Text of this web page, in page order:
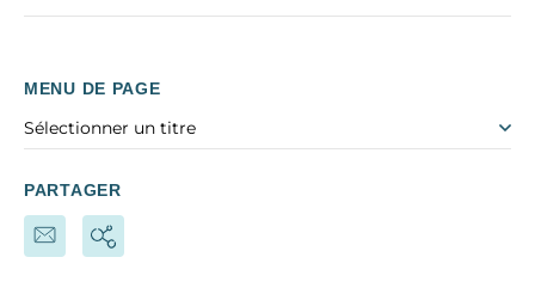
MENU DE PAGE
Sélectionner un titre
PARTAGER